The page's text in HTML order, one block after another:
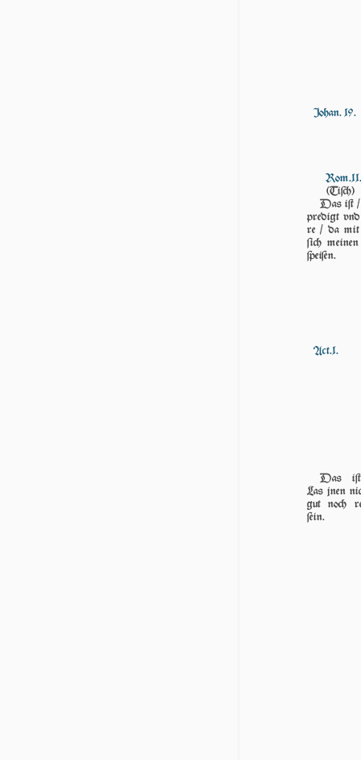
Johan. 19.
Rom.11.
(Tiſch)
Das iſt
pre­digt
re / da mit
ſich
ſpeiſen.
Act.1.
Das
Las jnen
gut noch
ſein.